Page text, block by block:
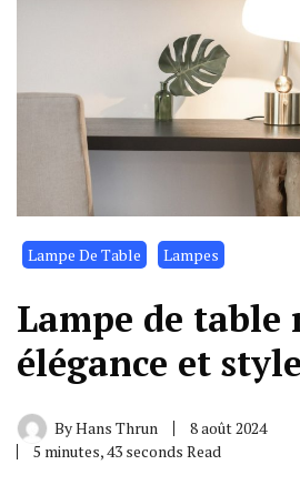
Lampe De Table Lampes
Lampe de table
élégance et style
ByHans Thrun
8 août 2024
5 minutes, 43 seconds Read